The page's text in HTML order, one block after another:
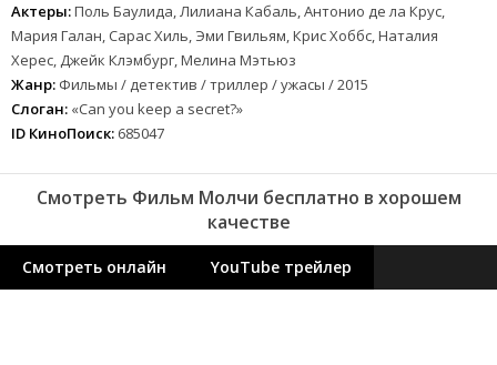
Актеры:Поль Баулида, Лилиана Кабаль, Антонио де ла Крус,
Мария Галан, Сарас Хиль, Эми Гвильям, Крис Хоббс, Наталия
Херес, Джейк Клэмбург, Мелина Мэтьюз
Жанр: Фильмы / детектив / триллер / ужасы / 2015
Слоган: «Can you keep a secret?»
ID КиноПоиск: 685047
Смотреть Фильм Молчи бесплатно в хорошем
качестве
Смотреть онлайн YouTube трейлер